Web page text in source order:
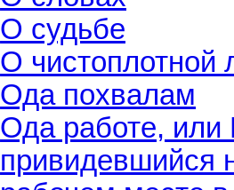
О судьбе
О чистоплотной
Ода похвалам
Ода работе,
привидевшийся